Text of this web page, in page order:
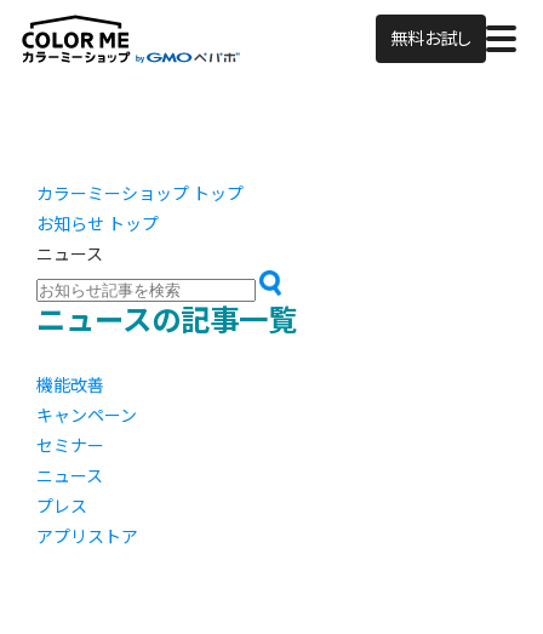
無料お試し
カラーミーショップ トップ
お知らせ トップ
ニュース
ニュースの記事一覧
機能改善
キャンペーン
セミナー
ニュース
プレス
アプリストア